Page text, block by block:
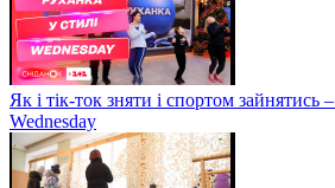
Як і тік-ток зняти і спортом зайнятись
Wednesday